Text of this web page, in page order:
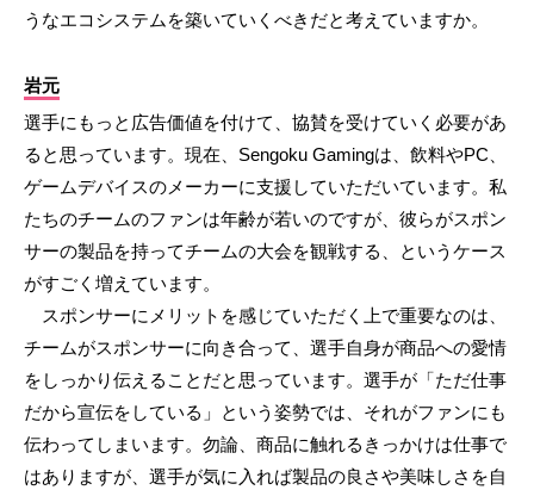
うなエコシステムを築いていくべきだと考えていますか。
岩元
選手にもっと広告価値を付けて、協賛を受けていく必要があ
ると思っています。現在、Sengoku Gamingは、飲料やPC、
ゲームデバイスのメーカーに支援していただいています。私
たちのチームのファンは年齢が若いのですが、彼らがスポン
サーの製品を持ってチームの大会を観戦する、というケース
がすごく増えています。
スポンサーにメリットを感じていただく上で重要なのは、
チームがスポンサーに向き合って、選手自身が商品への愛情
をしっかり伝えることだと思っています。選手が「ただ仕事
だから宣伝をしている」という姿勢では、それがファンにも
伝わってしまいます。勿論、商品に触れるきっかけは仕事で
はありますが、選手が気に入れば製品の良さや美味しさを自